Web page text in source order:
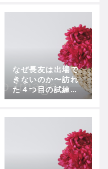
なぜ長友は出場で
きないのか〜訪れ
た４つ目の試練と
近づく終焉〜